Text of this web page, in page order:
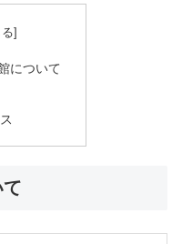
について